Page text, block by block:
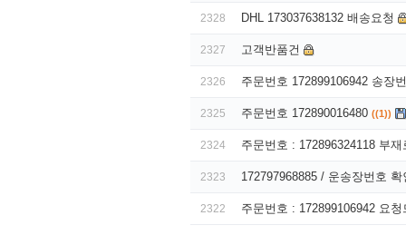
2328 DHL 173037638132 배송요청
2327 고객반품건
2326 주문번호 172899106942 송장
2325 주문번호 172890016480 ((1))
2324 주문번호 : 172896324118 부
2323 172797968885 / 운송장번호
2322 주문번호 : 172899106942 요